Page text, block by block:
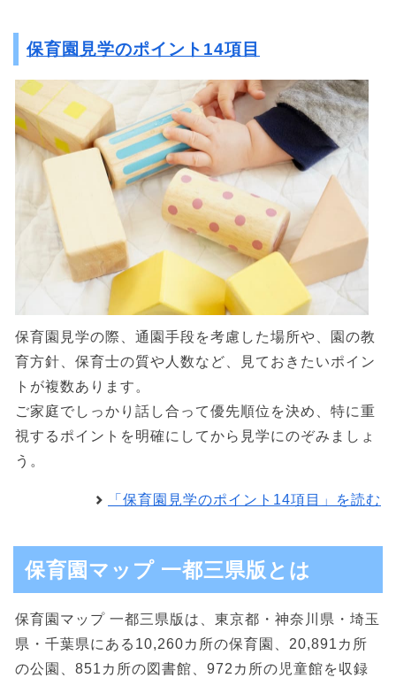
保育園見学のポイント14項目
保育園見学の際、通園手段を考慮した場所や、園の教
育方針、保育士の質や人数など、見ておきたいポイン
トが複数あります。
ご家庭でしっかり話し合って優先順位を決め、特に重
視するポイントを明確にしてから見学にのぞみましょ
う。
「保育園見学のポイント14項目」を読む
保育園マップ 一都三県版とは
保育園マップ 一都三県版は、東京都・神奈川県・埼玉
県・千葉県にある10,260カ所の保育園、20,891カ所
の公園、851カ所の図書館、972カ所の児童館を収録